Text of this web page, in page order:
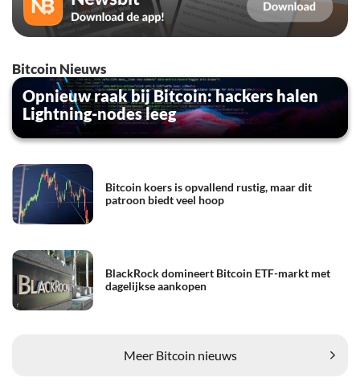
Bitcoin Nieuws
Opnieuw raak bij Bitcoin: hackers halen
Lightning-nodes leeg
Bitcoin koers is opvallend rustig, maar dit
patroon biedt veel hoop
BlackRock domineert Bitcoin ETF-markt met
dagelijkse aankopen
Meer Bitcoin nieuws